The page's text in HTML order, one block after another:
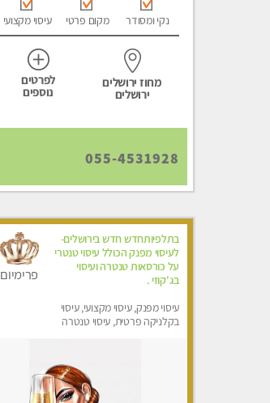
נקי ומסודר מקום פרטי עיסוי מקצועי
מחוז ירושלים
ירושלים
לפרטים
נוספים
055-4531928
בתלפיותחדש חדש בירושלים-
לעיסוי מפנק הכולל עיסוי טנטרי
על כורסאות טנטרה ועיסוי
בג'קוזי .
עיסוי מפנק, עיסוי מקצועי, עיסוי
בקלניקה פרטית, עיסוי טנטרה
פרימיום